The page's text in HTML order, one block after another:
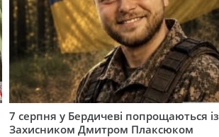
7 серпня у Бердичеві попрощаються із
Захисником Дмитром Плаксюком